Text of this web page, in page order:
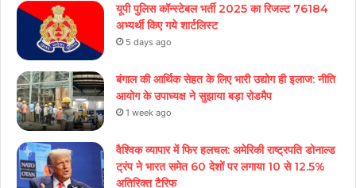
यूपी पुलिस कॉन्स्टेबल भर्ती 2025 का रिजल्ट 76184
अभ्यर्थी किए गये शार्टलिस्ट
5 days ago
बंगाल की आर्थिक सेहत के लिए भारी उद्योग ही इलाज: नीत‌ि
आयोग के उपाध्यक्ष ने सुझाया बड़ा रोडमैप
1 week ago
वैश्विक व्यापार में फिर हलचल: अमेरिकी राष्ट्रपति डोनाल्ड
ट्रंप ने भारत समेत 60 देशों पर लगाया 10 से 12.5%
अतिरिक्त टैरिफ